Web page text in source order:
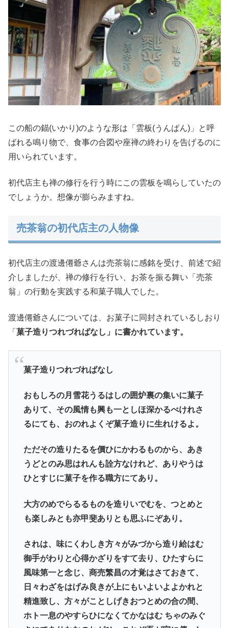
この船の錨(いかり)のような形は「雲板(うんぱん)」と呼
ばれる鳴り物で、食事の合図や座禅の終わりを告げるのに
用いられています。
初代店主も禅の修行を行う時にこの雲板を鳴らしていたの
でしょうか。想像が膨らみますね。
売茶翁の初代店主の人物像
初代店主の渡邊僊爺さんは売茶翁に感銘を受け、前述で紹
介しましたが、禅の修行を行い、お茶を振る舞い「売茶
翁」の行動を実践する和菓子職人でした。
渡邊僊爺さんについては、お菓子に同封されているしおり
「 菓子造りつれづればなし」に書かれています。
菓子造りつれづればなし
おもしろの月雪花うるはしの囲炉裏の集いに菓子
ありて、その風情も興も一としほ深かるべけれさ
るにても、おのれよくぞ菓子造りに生れけるよ。
ただその造りたるを價ひにかわるものから、あき
うどとのみ思はれんも詮方なけれど、ありやうは
ひとすじに菓子を作る職方にてあり。
大方のめでらるるものを造りいでむを、つとめと
も楽しみとも亦甲斐ありとも思ふにぞあり。
されは、味にくわしき方々がみづから造り給はむ
御手がわりと心得かざりをすて去り、ひたすらに
風味第一と念じ、商売繁昌の才覚はさておきて、
日々わざをはげみ良きが上にもいよいよよかれと
精進致し、方々がことしげきおつとめの合の間、
ホト一息のやすらひになくてかなはむ ちゃのみぐ